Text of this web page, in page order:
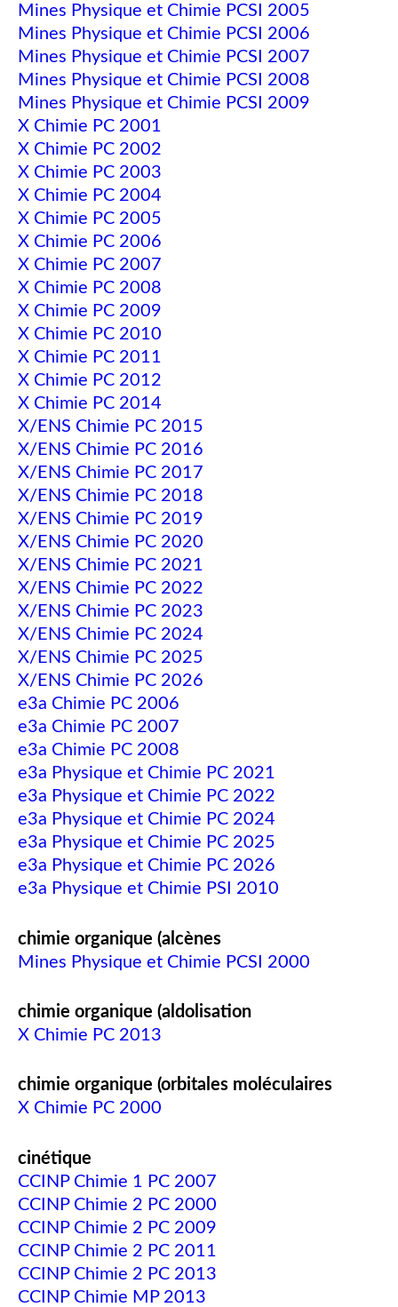
Mines Physique et Chimie PCSI 2005
Mines Physique et Chimie PCSI 2006
Mines Physique et Chimie PCSI 2007
Mines Physique et Chimie PCSI 2008
Mines Physique et Chimie PCSI 2009
X Chimie PC 2001
X Chimie PC 2002
X Chimie PC 2003
X Chimie PC 2004
X Chimie PC 2005
X Chimie PC 2006
X Chimie PC 2007
X Chimie PC 2008
X Chimie PC 2009
X Chimie PC 2010
X Chimie PC 2011
X Chimie PC 2012
X Chimie PC 2014
X/ENS Chimie PC 2015
X/ENS Chimie PC 2016
X/ENS Chimie PC 2017
X/ENS Chimie PC 2018
X/ENS Chimie PC 2019
X/ENS Chimie PC 2020
X/ENS Chimie PC 2021
X/ENS Chimie PC 2022
X/ENS Chimie PC 2023
X/ENS Chimie PC 2024
X/ENS Chimie PC 2025
X/ENS Chimie PC 2026
e3a Chimie PC 2006
e3a Chimie PC 2007
e3a Chimie PC 2008
e3a Physique et Chimie PC 2021
e3a Physique et Chimie PC 2022
e3a Physique et Chimie PC 2024
e3a Physique et Chimie PC 2025
e3a Physique et Chimie PC 2026
e3a Physique et Chimie PSI 2010
chimie organique (alcènes
Mines Physique et Chimie PCSI 2000
chimie organique (aldolisation
X Chimie PC 2013
chimie organique (orbitales moléculaires
X Chimie PC 2000
cinétique
CCINP Chimie 1 PC 2007
CCINP Chimie 2 PC 2000
CCINP Chimie 2 PC 2009
CCINP Chimie 2 PC 2011
CCINP Chimie 2 PC 2013
CCINP Chimie MP 2013